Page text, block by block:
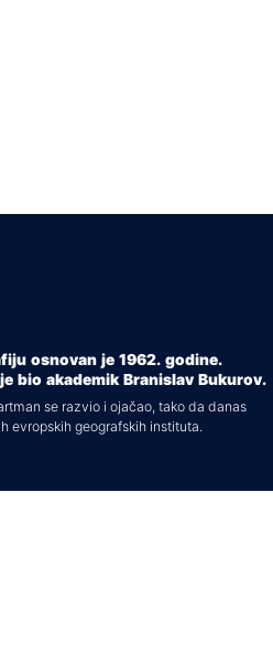
osnovan je 1962. godine.
bio akademik Branislav Bukurov.
se razvio i ojačao, tako da danas
evropskih geografskih instituta.